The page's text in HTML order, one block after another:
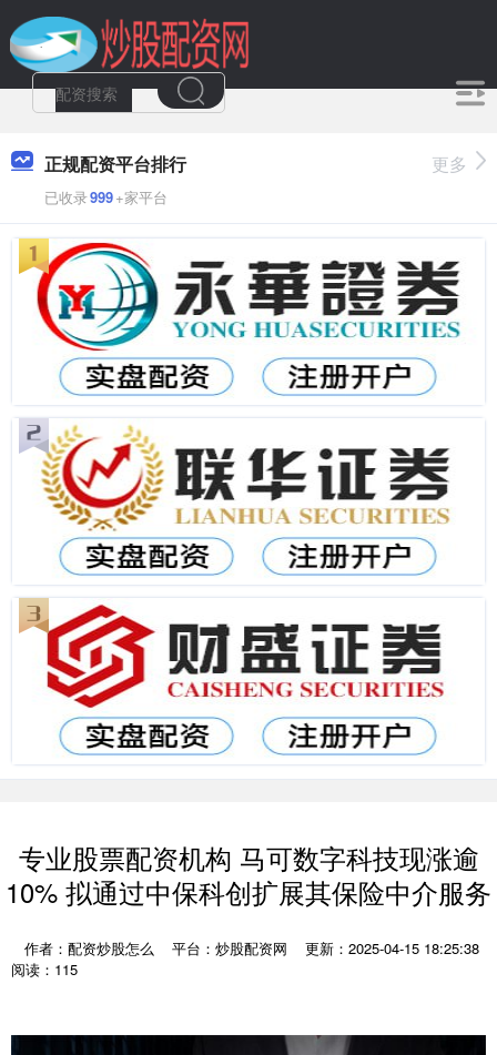
正规配资平台排行
已收录999+家平台
更多
专业股票配资机构 马可数字科技现涨逾
10% 拟通过中保科创扩展其保险中介服务
作者：配资炒股怎么 平台：炒股配资网
更新：2025-04-15 18:25:38
阅读：115